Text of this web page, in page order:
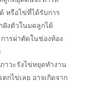
หรือไข่ที่ได้รับการ
งตัวในมดลูกได้
ารผ่าตัดในช่องท้อง
าวะรังไข่หยุดทำงาน
กไข่เลย อาจเกิดจาก